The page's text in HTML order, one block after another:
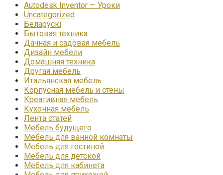
Autodesk Inventor — Уроки
Uncategorized
Беларускі
Бытовая техника
Дачная и садовая мебель
Дизайн мебели
Домашняя техника
Другая мебель
Итальянская мебель
Корпусная мебель и стены
Креативная мебель
Кухонная мебель
Лента статей
Мебель будущего
Мебель для ванной комнаты
Мебель для гостиной
Мебель для детской
Мебель для кабинета